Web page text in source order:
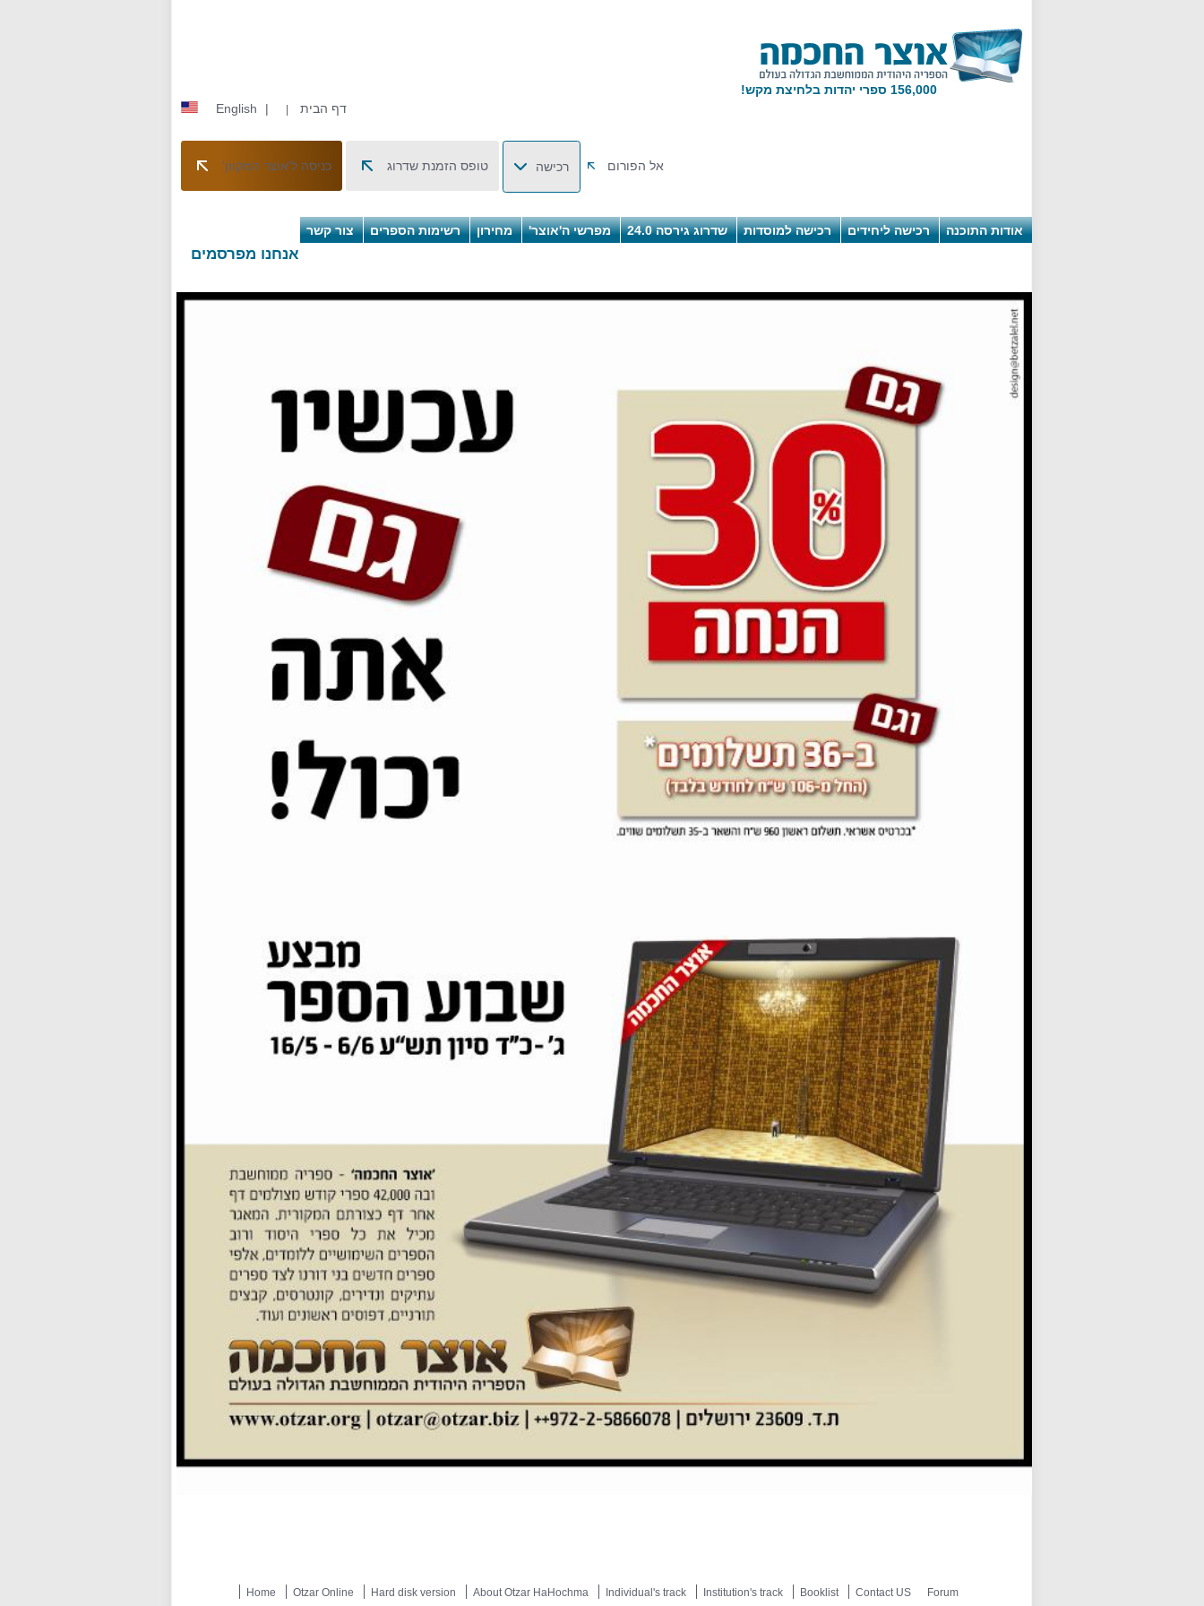
דף הבית
|
English
כניסה ל'אוצר המקוון' טופס הזמנת שדרוג רכישה אל הפורום
אודות התוכנה רכישה ליחידים רכישה למוסדות שדרוג גירסה 24.0 מפרשי ה'אוצר' מחירון רשימות הספרים צור קשר
אנחנו מפרסמים
Home Otzar Online Hard disk version About Otzar HaHochma Individual's track Institution's track Booklist Contact US Forum